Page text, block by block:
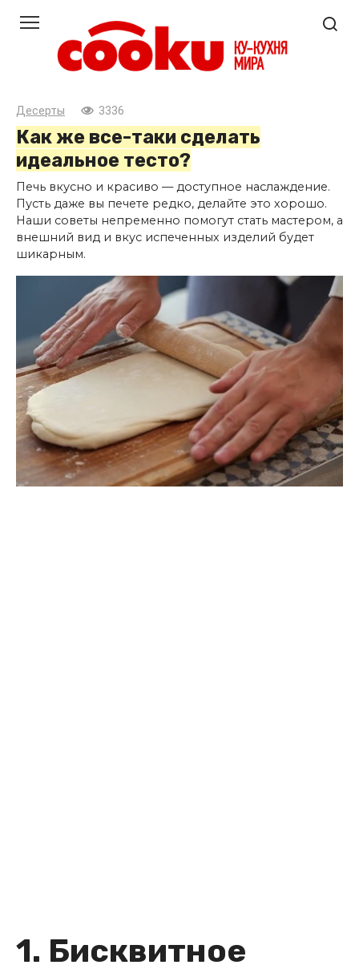
контенту
Десерты 3336
Как же все-таки сделать
идеальное тесто?
Печь вкусно и красиво — доступное наслаждение.
Пусть даже вы печете редко, делайте это хорошо.
Наши советы непременно помогут стать мастером, а
внешний вид и вкус испеченных изделий будет
шикарным.
1. Бисквитное